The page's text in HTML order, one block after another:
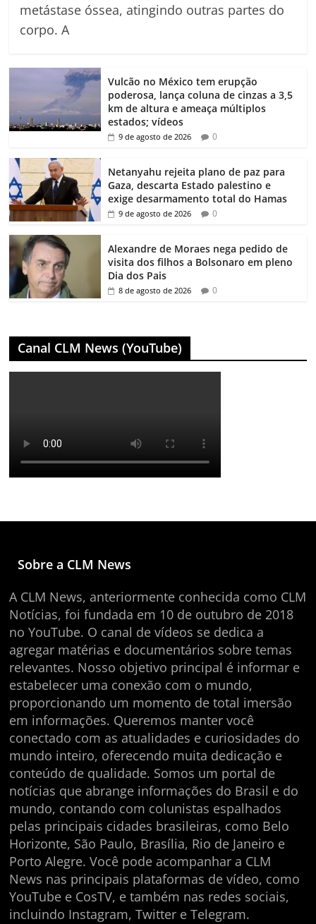
metástase óssea, atingindo outras partes do
corpo. A
Vulcão no México tem erupção
poderosa, lança coluna de cinzas a 3,5
km de altura e ameaça múltiplos
estados; vídeos
9 de agosto de 2026 0
Netanyahu rejeita plano de paz para
Gaza, descarta Estado palestino e
exige desarmamento total do Hamas
9 de agosto de 2026 0
Alexandre de Moraes nega pedido de
visita dos filhos a Bolsonaro em pleno
Dia dos Pais
8 de agosto de 2026 0
Canal CLM News (YouTube)
Sobre a CLM News
A CLM News, anteriormente conhecida como CLM
Notícias, foi fundada em 10 de outubro de 2018
no YouTube. O canal de vídeos se dedica a
agregar matérias e documentários sobre temas
relevantes. Nosso objetivo principal é informar e
estabelecer uma conexão com o mundo,
proporcionando um momento de total imersão
em informações. Queremos manter você
conectado com as atualidades e curiosidades do
mundo inteiro, oferecendo muita dedicação e
conteúdo de qualidade. Somos um portal de
notícias que abrange informações do Brasil e do
mundo, contando com colunistas espalhados
pelas principais cidades brasileiras, como Belo
Horizonte, São Paulo, Brasília, Rio de Janeiro e
Porto Alegre. Você pode acompanhar a CLM
News nas principais plataformas de vídeo, como
YouTube e CosTV, e também nas redes sociais,
incluindo Instagram, Twitter e Telegram.